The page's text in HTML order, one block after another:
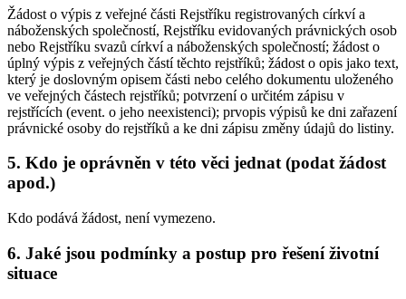
Žádost o výpis z veřejné části Rejstříku registrovaných církví a
náboženských společností, Rejstříku evidovaných právnických osob
nebo Rejstříku svazů církví a náboženských společností; žádost o
úplný výpis z veřejných částí těchto rejstříků; žádost o opis jako text,
který je doslovným opisem části nebo celého dokumentu uloženého
ve veřejných částech rejstříků; potvrzení o určitém zápisu v
rejstřících (event. o jeho neexistenci); prvopis výpisů ke dni zařazení
právnické osoby do rejstříků a ke dni zápisu změny údajů do listiny.
5. Kdo je oprávněn v této věci jednat (podat žádost
apod.)
Kdo podává žádost, není vymezeno.
6. Jaké jsou podmínky a postup pro řešení životní
situace